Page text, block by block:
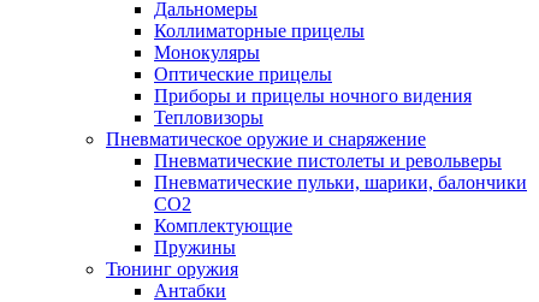
Дальномеры
Коллиматорные прицелы
Монокуляры
Оптические прицелы
Приборы и прицелы ночного видения
Тепловизоры
Пневматическое оружие и снаряжение
Пневматические пистолеты и револьверы
Пневматические пульки, шарики, балончики
CO2
Комплектующие
Пружины
Тюнинг оружия
Антабки